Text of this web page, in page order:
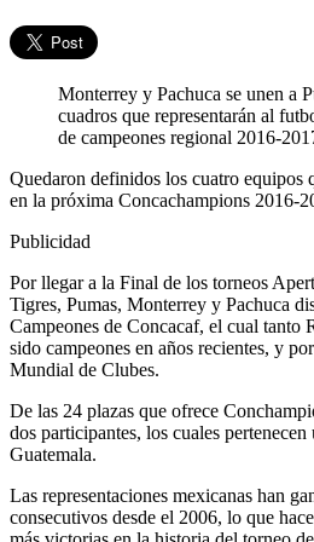
Monterrey y Pachuca se unen a
cuadros que representarán al
de campeones regional 2016-
Quedaron definidos los cuatro equipos
en la próxima Concachampions 2016-
Publicidad
Por llegar a la Final de los torneos
Tigres, Pumas, Monterrey y Pachuca
Campeones de Concacaf, el cual tanto
sido campeones en años recientes, y
Mundial de Clubes.
De las 24 plazas que ofrece
dos participantes, los cuales
Guatemala.
Las representaciones mexicanas han
consecutivos desde el 2006, lo que